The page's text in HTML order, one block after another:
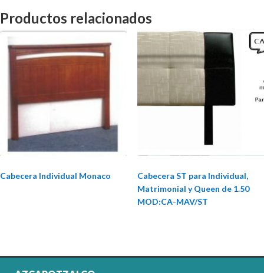
Productos relacionados
Cabecera Individual Monaco
Cabecera ST para Individual,
Matrimonial y Queen de 1.50
MOD:CA-MAV/ST